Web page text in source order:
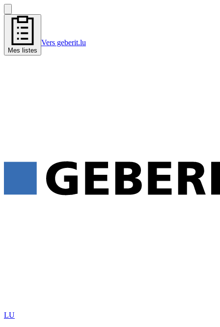
Mes listes
Vers geberit.lu
LU